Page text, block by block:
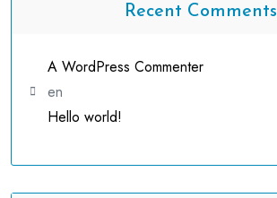
Recent Comments
A WordPress Commenter
en
Hello world!